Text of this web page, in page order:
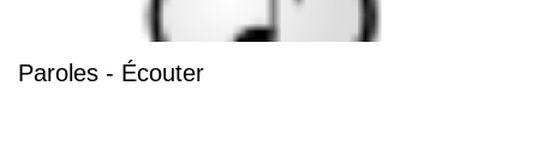
Paroles - Écouter